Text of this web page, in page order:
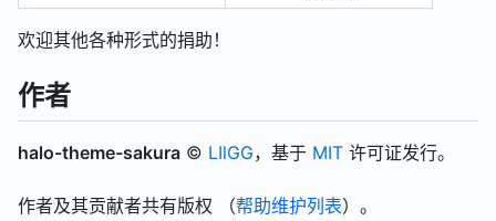
欢迎其他各种形式的捐助！
作者
halo-theme-sakura © LIlGG，基于 MIT 许可证发行。
作者及其贡献者共有版权 （帮助维护列表）。